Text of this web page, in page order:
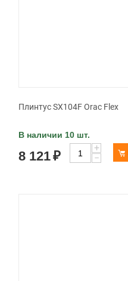
Плинтус SX104F Orac Flex
В наличии 10 шт.
8 121₽
+
−